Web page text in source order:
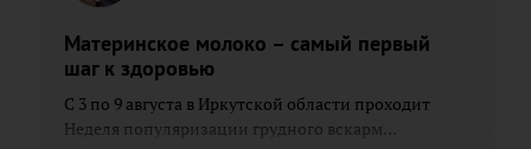
Материнское молоко – самый первый
шаг к здоровью
С 3 по 9 августа в Иркутской области проходит
Неделя популяризации грудного вскарм...